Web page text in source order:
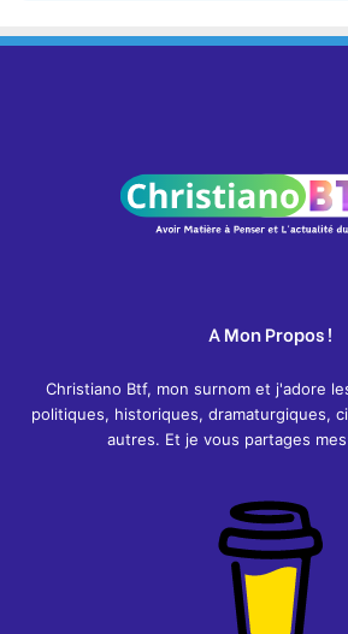
A Mon Propos !
Christiano Btf, mon surnom et j'adore
politiques, historiques, dramaturgiques,
autres. Et je vous partages